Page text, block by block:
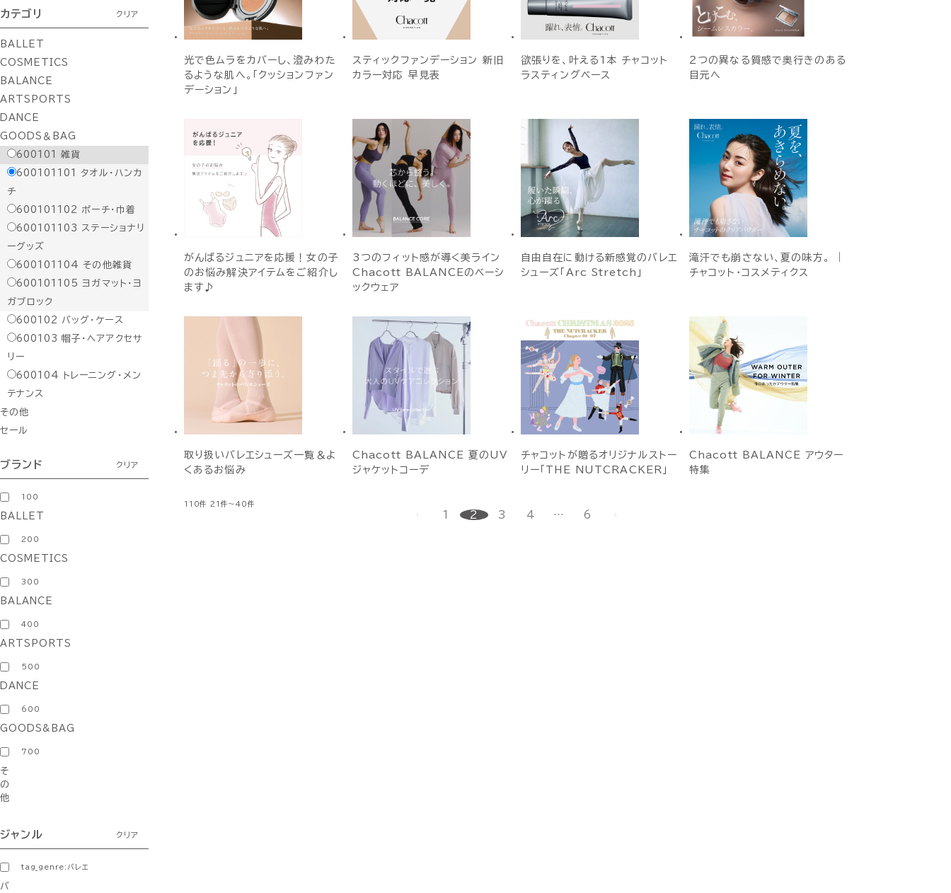
カテゴリ クリア
BALLET
COSMETICS
BALANCE
ARTSPORTS
DANCE
GOODS＆BAG
600101
雑貨
600101101
タオル・ハンカ
チ
600101102
ポーチ・巾着
600101103
ステーショナリ
ーグッズ
600101104
その他雑貨
600101105
ヨガマット・ヨ
ガブロック
600102
バッグ・ケース
600103 帽子・ヘアアクセサ
リー
600104
トレーニング・メン
テナンス
その他
セール
ブランド クリア
100
BALLET
200
COSMETICS
300
BALANCE
400
ARTSPORTS
500
DANCE
600
GOODS&BAG
700
そ
の
他
ジャンル クリア
tag_genre:バレエ
バ
光で色ムラをカバーし、澄みわた
るような肌へ。「クッションファン
デーション」
スティックファンデーション 新旧
カラー対応 早見表
欲張りを、叶える1本 チャコット
ラスティングベース
２つの異なる質感で奥行きのある
目元へ
がんばるジュニアを応援！女の子
のお悩み解決アイテムをご紹介し
ます♪
3つのフィット感が導く美ライン
Chacott BALANCEのベーシ
ックウェア
自由自在に動ける新感覚のバレエ
シューズ「Arc Stretch」
滝汗でも崩さない、夏の味方。 ｜
チャコット・コスメティクス
取り扱いバレエシューズ一覧＆よ
くあるお悩み
Chacott BALANCE 夏のUV
ジャケットコーデ
チャコットが贈るオリジナルストー
リー「THE NUTCRACKER」
Chacott BALANCE アウター
特集
110件 21件～40件
1 2 3 4 … 6